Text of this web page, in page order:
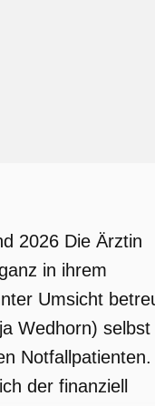
2026 Die Ärztin
in ihrem
Umsicht
Wedhorn) selbst
Notfallpatienten.
der finanziell